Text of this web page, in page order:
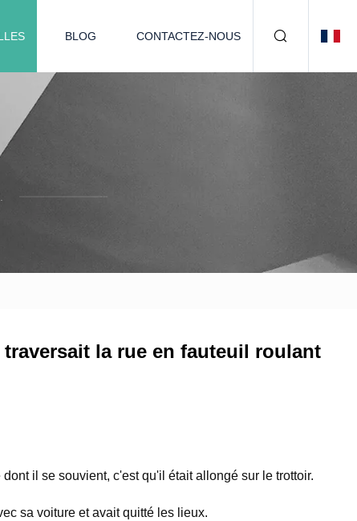
BLOG CONTACTEZ-NOUS
la rue en fauteuil roulant
il se souvient, c'est qu'il était allongé sur le trottoir.
sa voiture et avait quitté les lieux.